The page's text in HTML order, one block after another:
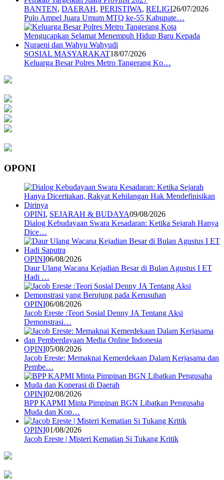
BANTEN, DAERAH, PERISTIWA, RELIGI26/07/2026
Pulo Ampel Juara Umum MTQ ke-55 Kabupate…
SOSIAL MASYARAKAT18/07/2026
Keluarga Besar Polres Metro Tangerang Ko…
OPONI
OPINI, SEJARAH & BUDAYA09/08/2026
Dialog Kebudayaan Swara Kesadaran: Ketika Sejarah Hanya
Dice…
OPINI06/08/2026
Daur Ulang Wacana Kejadian Besar di Bulan Agustus I ET
Hadi …
OPINI06/08/2026
Jacob Ereste :Teori Sosial Denny JA Tentang Aksi
Demonstrasi…
OPINI05/08/2026
Jacob Ereste: Memaknai Kemerdekaan Dalam Kerjasama dan
Pembe…
OPINI02/08/2026
BPP KAPMI Minta Pimpinan BGN Libatkan Pengusaha
Muda dan Kop…
OPINI01/08/2026
Jacob Ereste | Misteri Kematian Si Tukang Kritik